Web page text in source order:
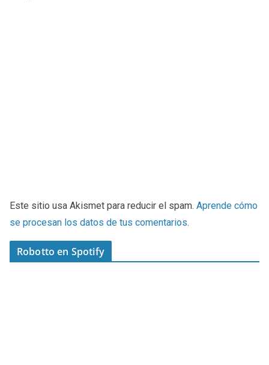
Este sitio usa Akismet para reducir el spam. Aprende cómo
se procesan los datos de tus comentarios.
Robotto en Spotify